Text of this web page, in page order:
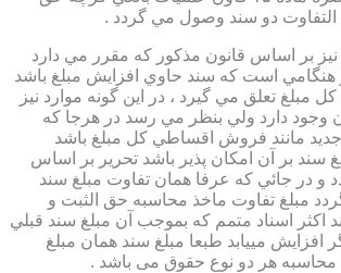
التفاوت دو سند وصول مي گردد .
نيز بر اساس قانون مذكور كه مقرر مي دارد
است كه سند حاوي افزايش مبلغ باشد
مبلغ تعلق مي گيرد ، در اين گونه موارد نيز
دارد ولي بنظر مي رسد در هرجا كه
مانند فروش اقساطي كل مبلغ باشد
سند بر آن امكان پذير باشد تحرير بر اساس
در جائي كه عرفا همان تفاوت مبلغ سند
مبلغ تفاوت ماخذ محاسبه حق الثبت و
اكثر اسناد متمم كه بموجب آن مبلغ سند قبلي
افزايش مييابد طبعا مبلغ سند همان مبلغ
محاسبه هر دو نوع حقوق می باشد .